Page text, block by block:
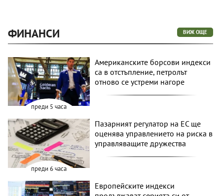
ФИНАНСИ ВИЖ ОЩЕ
преди 5 часа
Американските борсови индекси
са в отстъпление, петролът
отново се устреми нагоре
преди 6 часа
Пазарният регулатор на ЕС ще
оценява управлението на риска в
управляващите дружества
Европейските индекси